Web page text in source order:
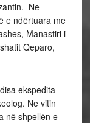
Ne
e ndërtuara me
Manastiri i
Qeparo,
ekspedita
Ne vitin
në shpellën e